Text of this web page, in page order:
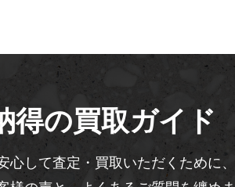
得の買取ガイド
心して査定・買取いただくために、